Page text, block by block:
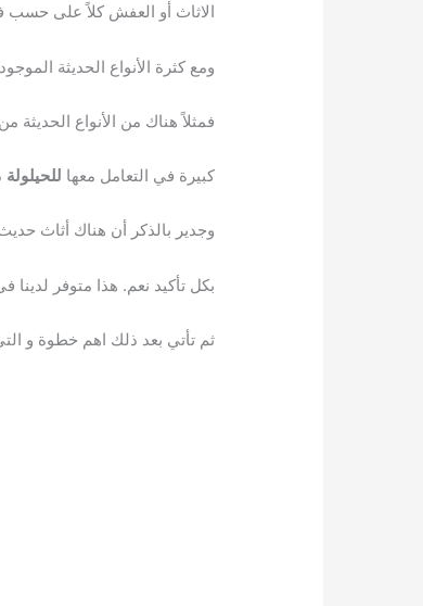
الاثاث أو العفش كلاً على حسب
ومع كثرة الأنواع الحديثة
فمثلاً هناك من الأنواع الحديثة
كبيرة في التعامل معها للحيلولة
وجدير بالذكر أن هناك أثاث
بكل تأكيد نعم. هذا متوفر
ثم تأتي بعد ذلك اهم خطوة و